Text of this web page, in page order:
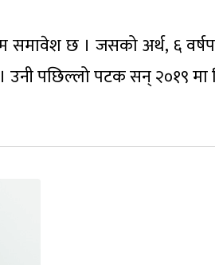
समावेश छ । जसको अर्थ, ६
उनी पछिल्लो पटक सन् २०१९ मा